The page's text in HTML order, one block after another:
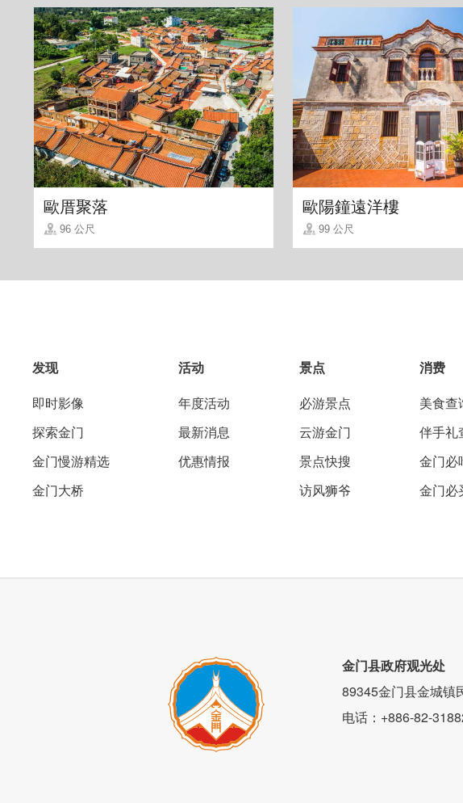
老物件对细节的讲究，往往令人赞叹连连，放入优美的闽
许多刊物，记得礼貌询问民宿主人是否可自行翻阅呦！
歐厝聚落
96 公尺
歐陽鐘遠洋樓
99 公尺
发现
即时影像
探索金门
金门慢游精选
金门大桥
活动
年度活动
最新消息
优惠情报
景点
必游景点
云游金门
景点快搜
访风狮爷
消费
美食查
伴手礼
金门必
金门必
金门县政府观光处
89345金门县金城镇
电话：+886-82-